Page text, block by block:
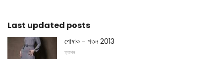
Last updated posts
পোষাক - পতন 2013
ফ্যাশন